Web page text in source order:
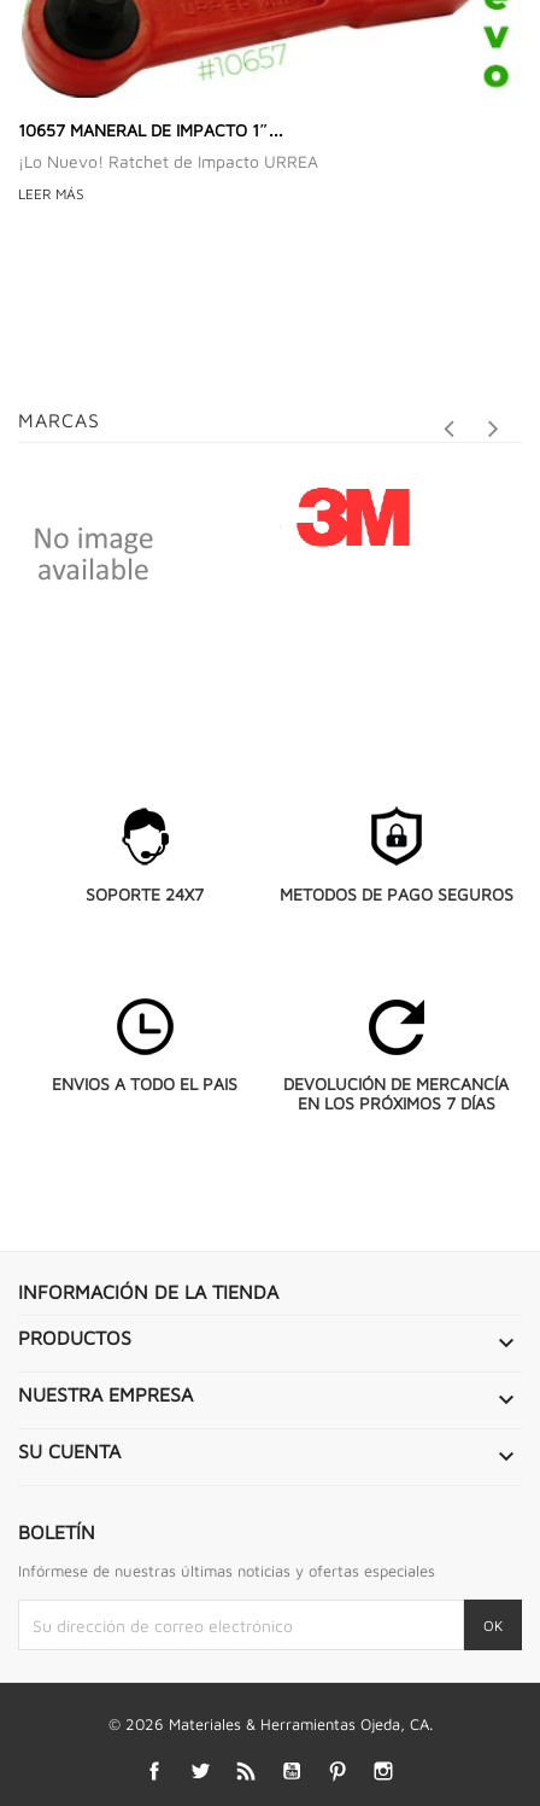
10657 MANERAL DE IMPACTO 1″...
¡Lo Nuevo! Ratchet de Impacto URREA
LEER MÁS
MARCAS
SOPORTE 24X7 METODOS DE PAGO SEGUROS
ENVIOS A TODO EL PAIS
DEVOLUCIÓN DE MERCANCÍA
EN LOS PRÓXIMOS 7 DÍAS
INFORMACIÓN DE LA TIENDA
PRODUCTOS 
NUESTRA EMPRESA 
SU CUENTA 
BOLETÍN
Infórmese de nuestras últimas noticias y ofertas especiales
© 2026 Materiales & Herramientas Ojeda, CA.
Facebook Twitter YouTube Pinterest